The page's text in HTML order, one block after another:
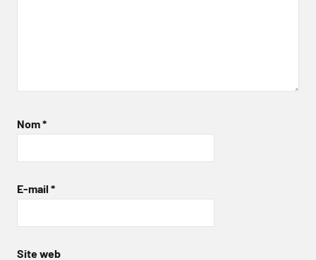
Nom*
E-mail *
Site web